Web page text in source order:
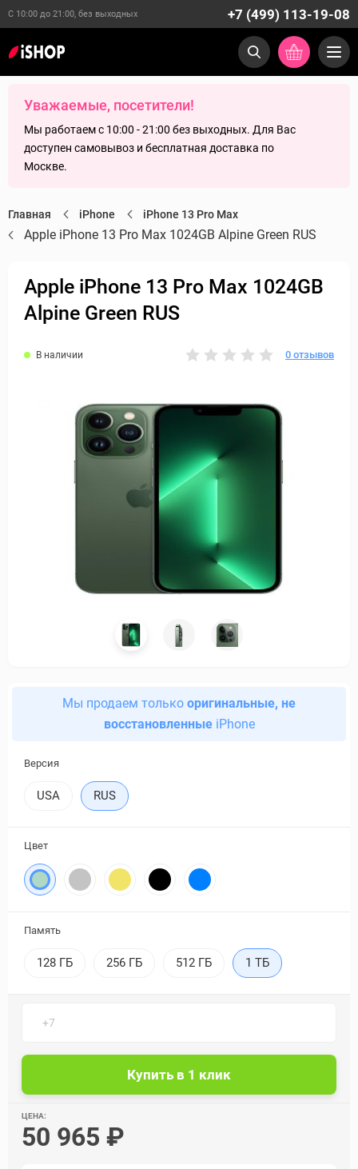
С 10:00 до 21:00, без выходных +7 (499) 113-19-08
Уважаемые, посетители!
Мы работаем с 10:00 - 21:00 без выходных. Для Вас
доступен самовывоз и бесплатная доставка по
Москве.
Главная iPhone iPhone 13 Pro Max
Apple iPhone 13 Pro Max 1024GB Alpine Green RUS
Apple iPhone 13 Pro Max 1024GB
Alpine Green RUS
В наличии 0 отзывов
Мы продаем только оригинальные, не
восстановленныеiPhone
Версия
USA RUS
Цвет
Память
128 ГБ 256 ГБ 512 ГБ 1 ТБ
ЦЕНА:
50 965 ₽